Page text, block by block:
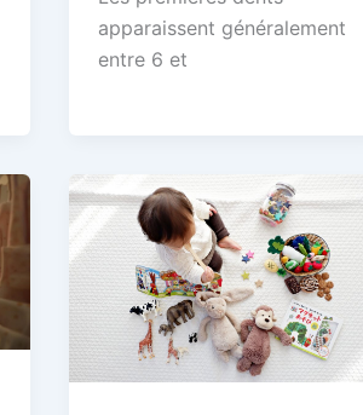
apparaissent généralement
entre 6 et